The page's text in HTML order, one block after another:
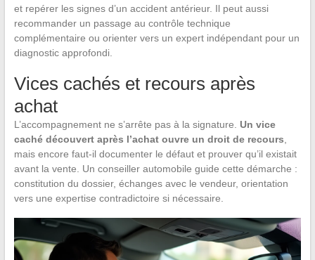
et repérer les signes d’un accident antérieur. Il peut aussi
recommander un passage au contrôle technique
complémentaire ou orienter vers un expert indépendant pour un
diagnostic approfondi.
Vices cachés et recours après
achat
L’accompagnement ne s’arrête pas à la signature. Un vice
caché découvert après l’achat ouvre un droit de recours
mais encore faut-il documenter le défaut et prouver qu’il existait
avant la vente. Un conseiller automobile guide cette démarche :
constitution du dossier, échanges avec le vendeur, orientation
vers une expertise contradictoire si nécessaire.